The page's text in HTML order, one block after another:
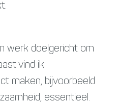
werk doelgericht om
vind ik
maken, bijvoorbeeld
essentieel.